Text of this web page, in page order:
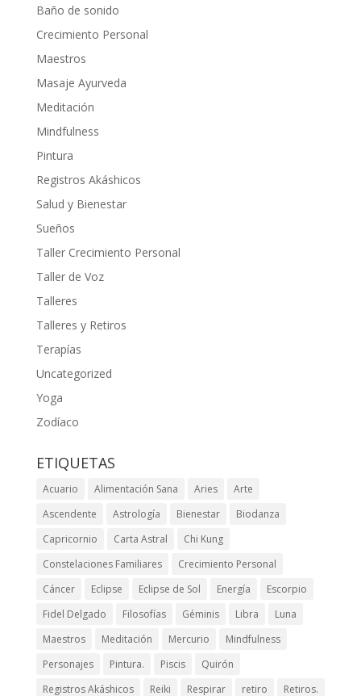
Baño de sonido
Crecimiento Personal
Maestros
Masaje Ayurveda
Meditación
Mindfulness
Pintura
Registros Akáshicos
Salud y Bienestar
Sueños
Taller Crecimiento Personal
Taller de Voz
Talleres
Talleres y Retiros
Terapías
Uncategorized
Yoga
Zodíaco
ETIQUETAS
Acuario Alimentación Sana Aries
Arte
Ascendente
Astrología Bienestar
Biodanza
Capricornio
Carta Astral
Chi Kung
Constelaciones Familiares
Crecimiento Personal
Cáncer
Eclipse Eclipse de Sol Energía
Escorpio
Fidel Delgado
Filosofías Géminis Libra
Luna
Maestros
Meditación Mercurio
Mindfulness
Personajes
Pintura. Piscis
Quirón
Registros Akáshicos
Reiki Respirar retiro
Retiros.